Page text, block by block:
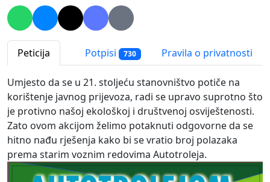
Peticija Potpisi 730 Pravila o privatnosti
Umjesto da se u 21. stoljeću stanovništvo potiče na
korištenje javnog prijevoza, radi se upravo suprotno što
je protivno našoj ekološkoj i društvenoj osviještenosti.
Zato ovom akcijom želimo potaknuti odgovorne da se
hitno nađu rješenja kako bi se vratio broj polazaka
prema starim voznim redovima Autotroleja.